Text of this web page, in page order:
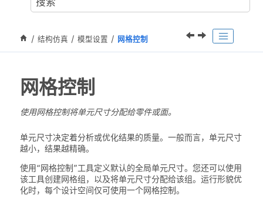
结构仿真 模型设置 网格控制
网格控制
使用网格控制将单元尺寸分配给零件或面。
单元尺寸决定着分析或优化结果的质量。一般而言，单元尺寸
越小，结果越精确。
使用“网格控制”工具定义默认的全局单元尺寸。您还可以使用
该工具创建网格组，以及将单元尺寸分配给该组。运行形貌优
化时，每个设计空间仅可使用一个网格控制。